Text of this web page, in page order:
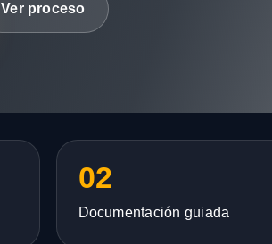
Ver proceso
02
Documentación guiada